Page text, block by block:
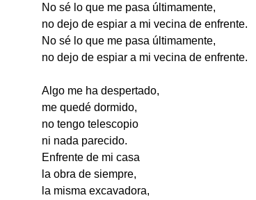
No sé lo que me pasa últimamente,
no dejo de espiar a mi vecina de enfrente.
No sé lo que me pasa últimamente,
no dejo de espiar a mi vecina de enfrente.
Algo me ha despertado,
me quedé dormido,
no tengo telescopio
ni nada parecido.
Enfrente de mi casa
la obra de siempre,
la misma excavadora,